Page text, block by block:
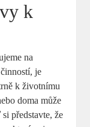
k
na
je
k životnímu
doma může
představte, že